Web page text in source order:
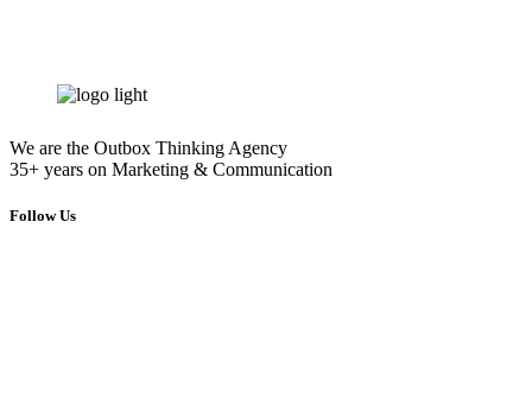
We are the Outbox Thinking Agency
35+ years on Marketing & Communication
Follow Us